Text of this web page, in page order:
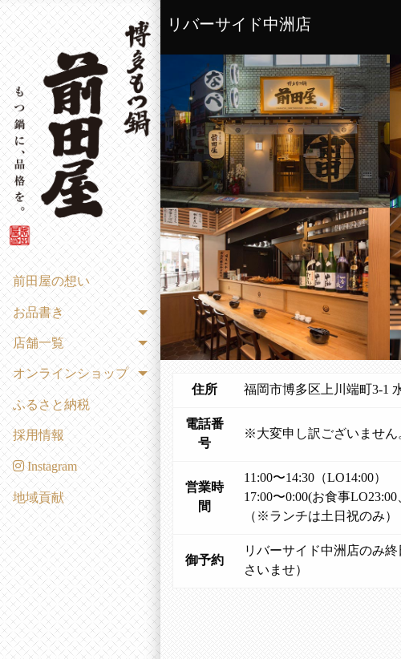
前田屋の想い
お品書き
店舗一覧
オンラインショップ
ふるさと納税
採用情報
Instagram
地域貢献
リバーサイド中洲店
住所 福岡市博多区上川端町3-1
電話番
号
※大変申し訳ございません
営業時
間
11:00〜14:30（LO14:00）
17:00〜0:00(お食事
（※ランチは土日祝のみ）
御予約
リバーサイド中洲店のみ
さいませ）